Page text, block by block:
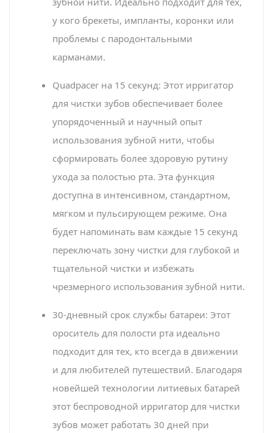
у кого брекеты, импланты, коронки или
проблемы с пародонтальными
карманами.
Quadpacer на 15 секунд: Этот ирригатор
для чистки зубов обеспечивает более
упорядоченный и научный опыт
использования зубной нити, чтобы
сформировать более здоровую рутину
ухода за полостью рта. Эта функция
доступна в интенсивном, стандартном,
мягком и пульсирующем режиме. Она
будет напоминать вам каждые 15 секунд
переключать зону чистки для глубокой и
тщательной чистки и избежать
чрезмерного использования зубной нити.
30-дневный срок службы батареи: Этот
ороситель для полости рта идеально
подходит для тех, кто всегда в движении
и для любителей путешествий. Благодаря
новейшей технологии литиевых батарей
этот беспроводной ирригатор для чистки
зубов может работать 30 дней при